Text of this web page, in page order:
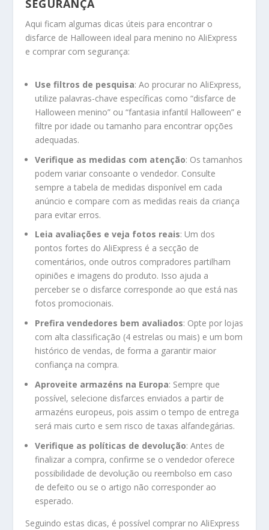
SEGURANÇA
Aqui ficam algumas dicas úteis para encontrar o
disfarce de Halloween ideal para menino no AliExpress
e comprar com segurança:
Use filtros de pesquisa: Ao procurar no AliExpress,
utilize palavras-chave específicas como “disfarce de
Halloween menino” ou “fantasia infantil Halloween” e
filtre por idade ou tamanho para encontrar opções
adequadas.
Verifique as medidas com atenção: Os tamanhos
podem variar consoante o vendedor. Consulte
sempre a tabela de medidas disponível em cada
anúncio e compare com as medidas reais da criança
para evitar erros.
Leia avaliações e veja fotos reais: Um dos
pontos fortes do AliExpress é a secção de
comentários, onde outros compradores partilham
opiniões e imagens do produto. Isso ajuda a
perceber se o disfarce corresponde ao que está nas
fotos promocionais.
Prefira vendedores bem avaliados: Opte por lojas
com alta classificação (4 estrelas ou mais) e um bom
histórico de vendas, de forma a garantir maior
confiança na compra.
Aproveite armazéns na Europa: Sempre que
possível, selecione disfarces enviados a partir de
armazéns europeus, pois assim o tempo de entrega
será mais curto e sem risco de taxas alfandegárias.
Verifique as políticas de devolução: Antes de
finalizar a compra, confirme se o vendedor oferece
possibilidade de devolução ou reembolso em caso
de defeito ou se o artigo não corresponder ao
esperado.
Seguindo estas dicas, é possível comprar no AliExpress